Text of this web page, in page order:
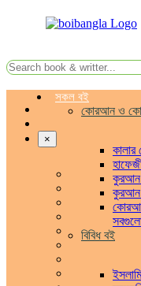
×
সকল বই
কোরআন ও
কুরআন
কুরআন
বিবিধ বই